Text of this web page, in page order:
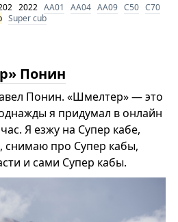
2022 AA01 AA04 AA09 C50 C70
Super cub
Понин
Понин. «Шмелтер» — это
я придумал в онлайн
Я езжу на Супер кабе,
снимаю про Супер кабы,
и сами Супер кабы.